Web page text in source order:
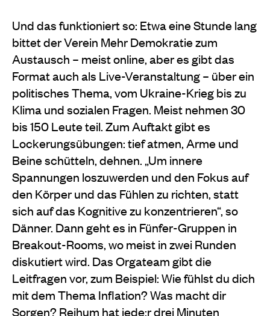
Und das funktioniert so: Etwa eine Stunde lang
bittet der Verein Mehr Demokratie zum
Austausch – meist online, aber es gibt das
Format auch als Live-Veranstaltung – über ein
politisches Thema, vom Ukraine-Krieg bis zu
Klima und sozialen Fragen. Meist nehmen 30
bis 150 Leute teil. Zum Auftakt gibt es
Lockerungsübungen: tief atmen, Arme und
Beine schütteln, dehnen. „Um innere
Spannungen loszuwerden und den Fokus auf
den Körper und das Fühlen zu richten, statt
sich auf das Kognitive zu konzentrieren“, so
Dänner. Dann geht es in Fünfer-Gruppen in
Breakout-Rooms, wo meist in zwei Runden
diskutiert wird. Das Orgateam gibt die
Leitfragen vor, zum Beispiel: Wie fühlst du dich
mit dem Thema Inflation? Was macht dir
Sorgen? Reihum hat jede:r drei Minuten